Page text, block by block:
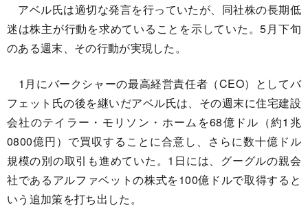
アベル氏は適切な発言を行っていたが、同社株の長期低
迷は株主が行動を求めていることを示していた。5月下旬
のある週末、その行動が実現した。
1月にバークシャーの最高経営責任者（CEO）としてバ
フェット氏の後を継いだアベル氏は、その週末に住宅建設
会社のテイラー・モリソン・ホームを68億ドル（約1兆
0800億円）で買収することに合意し、さらに数十億ドル
規模の別の取引も進めていた。1日には、グーグルの親会
社であるアルファベットの株式を100億ドルで取得すると
いう追加策を打ち出した。